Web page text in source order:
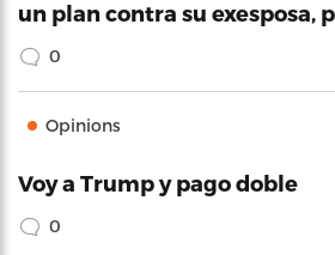
un plan contra su exesposa,
0
Opinions
Voy a Trump y pago doble
0